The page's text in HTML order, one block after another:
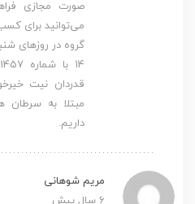
صورت مجازی
می‌توانید برای
قدردان نیت
مبتلا به سرطان
داریم.
مریم شوهانی
6 سال پیش